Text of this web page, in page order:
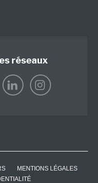
réseaux
MENTIONS LÉGALES